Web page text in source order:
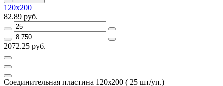
120х200
82.89 руб.
2072.25 руб.
Соединительная пластина 120х200 ( 25 шт/уп.)